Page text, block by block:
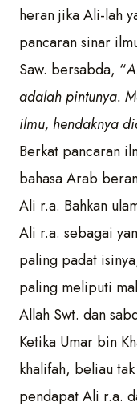
heran jika Ali-lah
pancaran sinar
Saw. bersabda, “
adalah pintunya.
ilmu, hendaknyad
Berkat pancaran
bahasa Arab
Ali r.a. Bahkan
Ali r.a. sebagai
paling padat
paling meliputi
Allah Swt. dan
Ketika Umar bin
khalifah, beliau
pendapat Ali r.a.